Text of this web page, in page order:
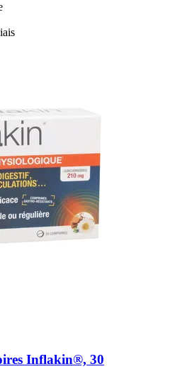
Inflakin®, 30